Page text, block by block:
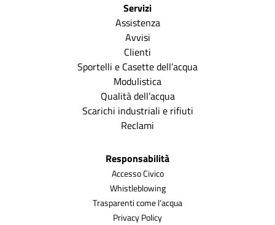
Servizi
Assistenza
Avvisi
Clienti
Sportelli e Casette dell’acqua
Modulistica
Qualità dell’acqua
Scarichi industriali e rifiuti
Reclami
Responsabilità
Accesso Civico
Whistleblowing
Trasparenti come l’acqua
Privacy Policy